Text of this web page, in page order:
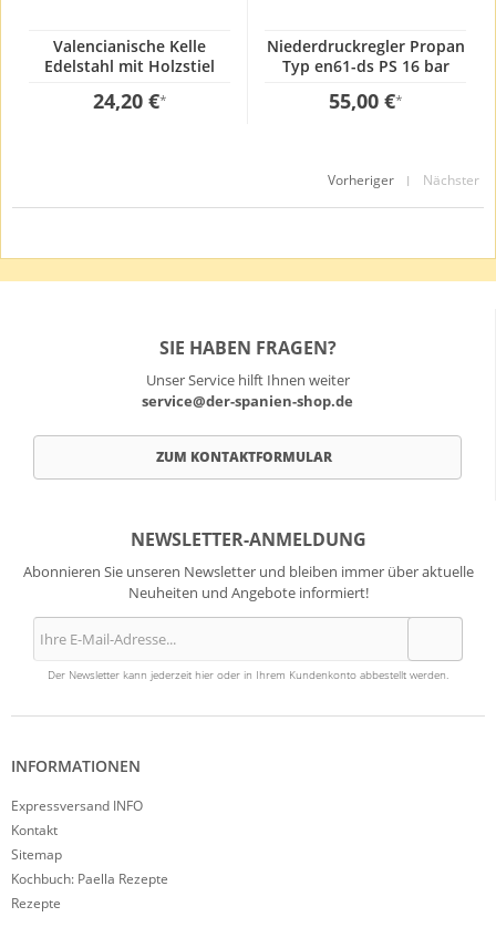
Valencianische Kelle
Edelstahl mit Holzstiel
24,20 €*
Niederdruckregler Propan
Typ en61-ds PS 16 bar
Gewerblich incl. 1,5 Meter
55,00 €*
Vorheriger | Nächster
SIE HABEN FRAGEN?
Unser Service hilft Ihnen weiter
service@der-spanien-shop.de
ZUM KONTAKTFORMULAR
NEWSLETTER-ANMELDUNG
Abonnieren Sie unseren Newsletter und bleiben immer über aktuelle
Neuheiten und Angebote informiert!
Der Newsletter kann jederzeit hier oder in Ihrem Kundenkonto abbestellt werden.
INFORMATIONEN
Expressversand INFO
Kontakt
Sitemap
Kochbuch: Paella Rezepte
Rezepte